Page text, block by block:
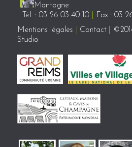
Montagne
Tél. : 03 26 03 40 10
Fax : 03
Mentions légales
Contact
Studio